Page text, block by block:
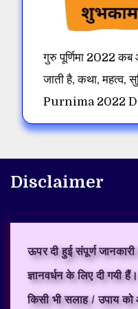
गुरु पूर्णिमा 2022 कब
जाती है, कथा, महत्व,
Purnima 2022
Disclaimer
ऊपर दी हुई संपूर्ण
ज्ञानवर्धन के लिए दी गयी
किसी भी सलाह / उपाय